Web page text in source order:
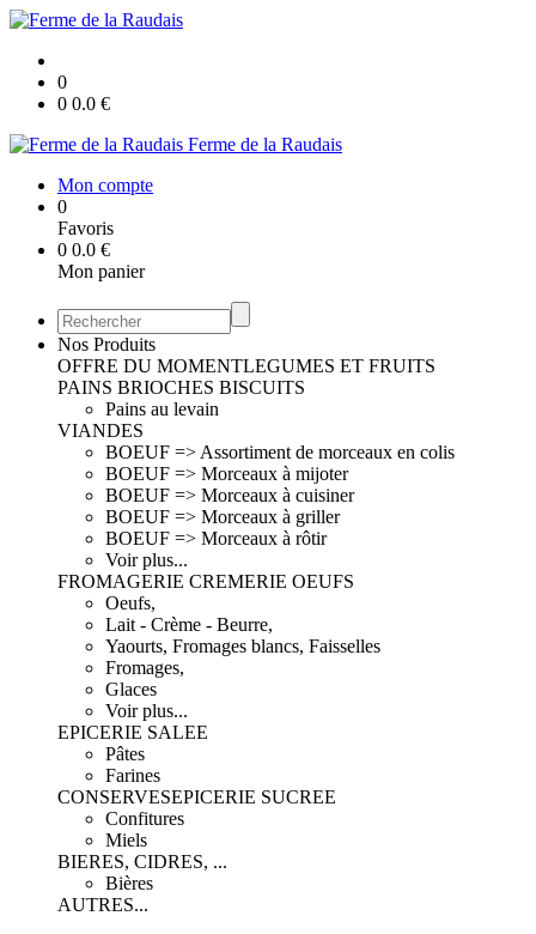
0
0 0.0 €
Ferme de la Raudais
Mon compte
0
Favoris
0 0.0 €
Mon panier
Nos Produits
OFFRE DU MOMENTLEGUMES ET FRUITS
PAINS BRIOCHES BISCUITS
Pains au levain
VIANDES
BOEUF => Assortiment de morceaux en colis
BOEUF => Morceaux à mijoter
BOEUF => Morceaux à cuisiner
BOEUF => Morceaux à griller
BOEUF => Morceaux à rôtir
Voir plus...
FROMAGERIE CREMERIE OEUFS
Oeufs,
Lait - Crème - Beurre,
Yaourts, Fromages blancs, Faisselles
Fromages,
Glaces
Voir plus...
EPICERIE SALEE
Pâtes
Farines
CONSERVESEPICERIE SUCREE
Confitures
Miels
BIERES, CIDRES, ...
Bières
AUTRES...